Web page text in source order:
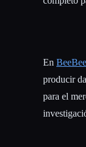
En
producir
para el